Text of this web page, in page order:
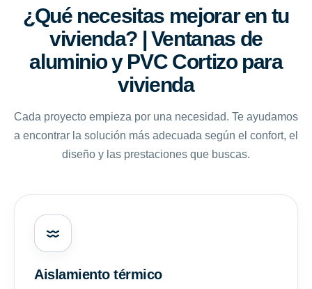
¿Qué necesitas mejorar en tu
vivienda? | Ventanas de
aluminio y PVC Cortizo para
vivienda
Cada proyecto empieza por una necesidad. Te ayudamos
a encontrar la solución más adecuada según el confort, el
diseño y las prestaciones que buscas.
Aislamiento térmico